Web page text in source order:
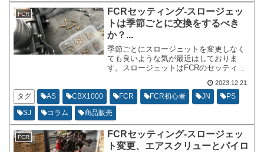
FCR
FCRセッティング-スロージェッ
トは季節ごとに交換をするべき
か？...
季節ごとにスロージェットを変更しなく
ても良いような気が最近はしておりま
す。スロージェットはFCRのセッティン
ギリまで頑張る！パイロットスクリュー
とエアスクリューとジェットニードルで
対応を優先して、どうにもセッティング
が出ないなと思った時にスロージェット
を交換すれば良いかな…
2023.12.21
タグ AS CBX1000 FCR FCR初心者 JN
PS
SJ
コラム 商品販売
FCR
FCRセッティング-スロージェッ
ト変更、エアスクリューとパイロ